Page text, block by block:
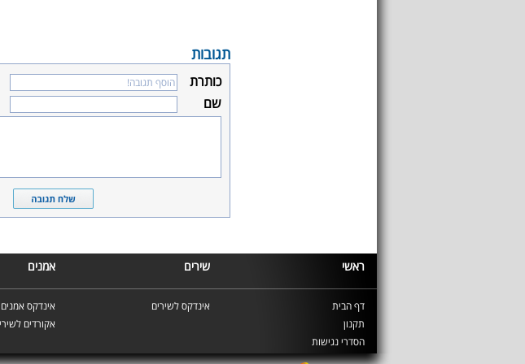
תגובות
כותרת
שם
ראשי שירים אמנים
דף הבית
תקנון
הסדרי נגישות
אינדקס לשירים
אינדקס אמנים
אקורדים